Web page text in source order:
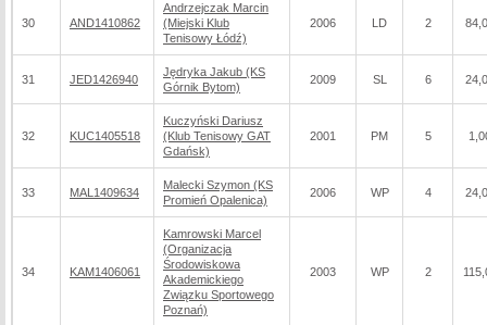
30 AND1410862
Andrzejczak Marcin
(Miejski Klub
Tenisowy Łódź)
2006 LD 2
31 JED1426940
Jędryka Jakub (KS
Górnik Bytom)
2009 SL 6
32 KUC1405518
Kuczyński Dariusz
(Klub Tenisowy GAT
Gdańsk)
2001 PM 5
33 MAL1409634
Malecki Szymon (KS
Promień Opalenica)
2006 WP 4
34 KAM1406061
Kamrowski Marcel
(Organizacja
Środowiskowa
Akademickiego
Związku Sportowego
Poznań)
2003 WP 2